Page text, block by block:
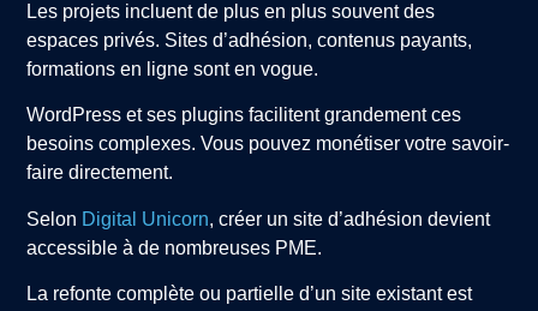
Les projets incluent de plus en plus souvent des
espaces privés. Sites d’adhésion, contenus payants,
formations en ligne sont en vogue.
WordPress et ses plugins facilitent grandement ces
besoins complexes. Vous pouvez monétiser votre savoir-
faire directement.
Selon Digital Unicorn, créer un site d’adhésion devient
accessible à de nombreuses PME.
La refonte complète ou partielle d’un site existant est